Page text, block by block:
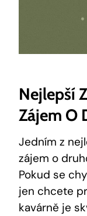
Nejlepší
Zájem O
Jedním z
zájem o
Pokud se
jen chcete
kavárně je